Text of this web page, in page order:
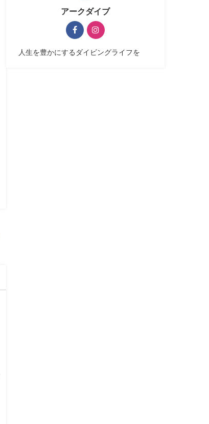
アークダイブ
人生を豊かにするダイビングライフを